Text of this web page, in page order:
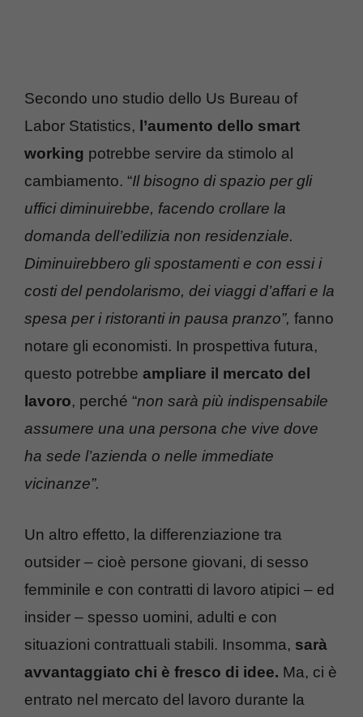
Secondo uno studio dello Us Bureau of
Labor Statistics, l’aumento dello smart
working potrebbe servire da stimolo al
cambiamento. “Il bisogno di spazio per gli
uffici diminuirebbe, facendo crollare la
domanda dell’edilizia non residenziale.
Diminuirebbero gli spostamenti e con essi i
costi del pendolarismo, dei viaggi d’affari e la
spesa per i ristoranti in pausa pranzo”, fanno
notare gli economisti. In prospettiva futura,
questo potrebbe ampliare il mercato del
lavoro, perché “non sarà più indispensabile
assumere una una persona che vive dove
ha sede l’azienda o nelle immediate
vicinanze”.
Un altro effetto, la differenziazione tra
outsider – cioè persone giovani, di sesso
femminile e con contratti di lavoro atipici – ed
insider – spesso uomini, adulti e con
situazioni contrattuali stabili. Insomma, sarà
avvantaggiato chi è fresco di idee. Ma, ci è
entrato nel mercato del lavoro durante la